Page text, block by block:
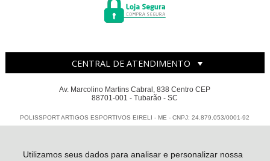
Utilizamos seus dados para analisar e personalizar nossa
CENTRAL DE ATENDIMENTO
Av. Marcolino Martins Cabral, 838 Centro CEP
88701-001 - Tubarão - SC
POLISSPORT ARTIGOS ESPORTIVOS EIRELI - ME - CNPJ: 24.879.053/0001-92